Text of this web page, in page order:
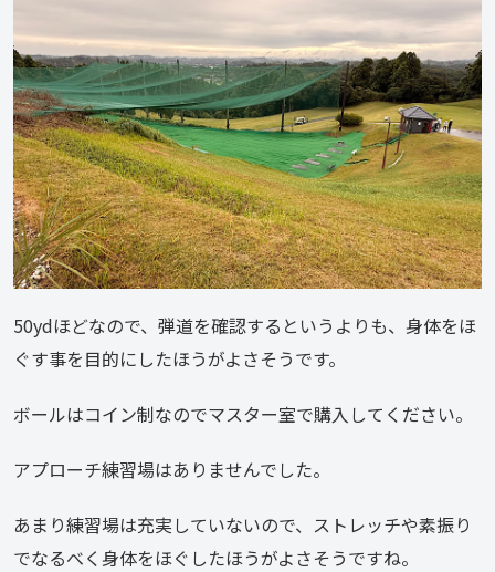
50ydほどなので、弾道を確認するというよりも、身体をほ
ぐす事を目的にしたほうがよさそうです。
ボールはコイン制なのでマスター室で購入してください。
アプローチ練習場はありませんでした。
あまり練習場は充実していないので、ストレッチや素振り
でなるべく身体をほぐしたほうがよさそうですね。